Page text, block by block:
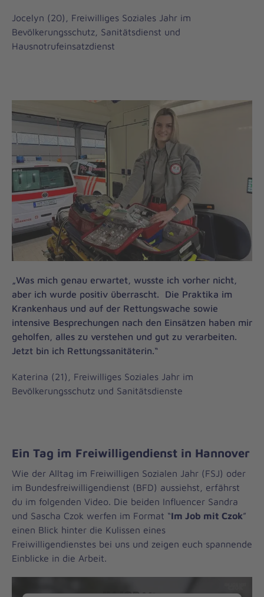
Jocelyn (20), Freiwilliges Soziales Jahr im
Bevölkerungsschutz, Sanitätsdienst und
Hausnotrufeinsatzdienst
„Was mich genau erwartet, wusste ich vorher nicht,
aber ich wurde positiv überrascht. Die Praktika im
Krankenhaus und auf der Rettungswache sowie
intensive Besprechungen nach den Einsätzen haben mir
geholfen, alles zu verstehen und gut zu verarbeiten.
Jetzt bin ich Rettungssanitäterin.“
Katerina (21), Freiwilliges Soziales Jahr im
Bevölkerungsschutz und Sanitätsdienste
Ein Tag im Freiwilligendienst in Hannover
Wie der Alltag im Freiwilligen Sozialen Jahr (FSJ) oder
im Bundesfreiwilligendienst (BFD) aussiehst, erfährst
du im folgenden Video. Die beiden Influencer Sandra
und Sascha Czok werfen im Format “Im Job mit Czok”
einen Blick hinter die Kulissen eines
Freiwilligendienstes bei uns und zeigen euch spannende
Einblicke in die Arbeit.